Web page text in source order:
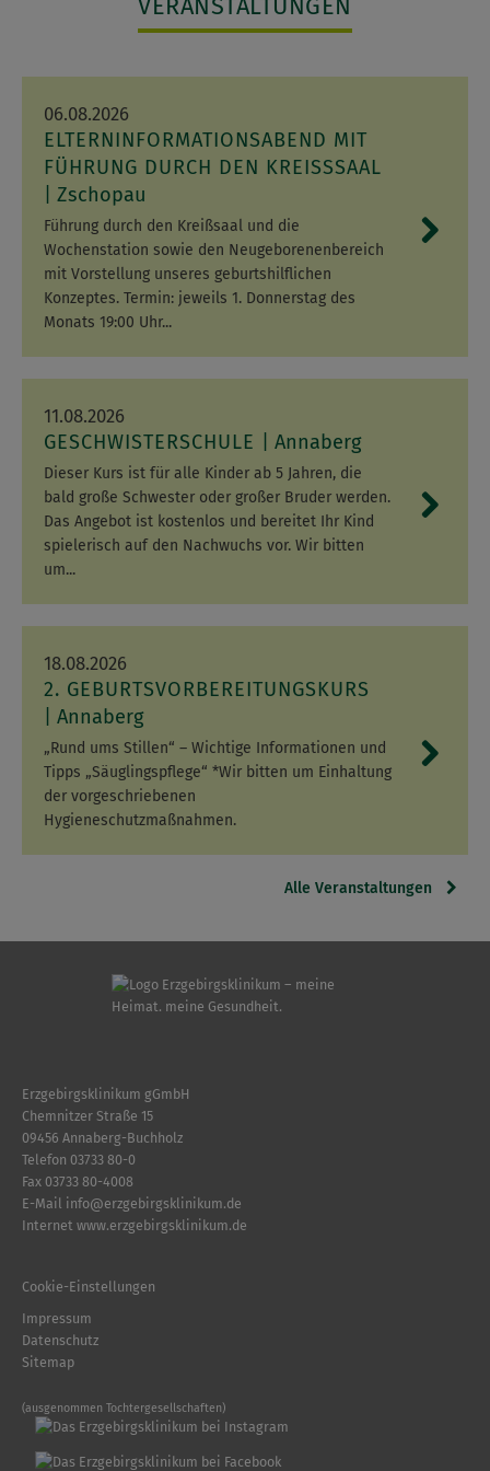
VERANSTALTUNGEN
06.08.2026
ELTERNINFORMATIONSABEND MIT
FÜHRUNG DURCH DEN KREISSSAAL
Zschopau
Führung durch den Kreißsaal und die
Wochenstation sowie den Neugeborenenbereich
mit Vorstellung unseres geburtshilflichen
Konzeptes. Termin: jeweils 1. Donnerstag des
Monats 19:00 Uhr...
11.08.2026
GESCHWISTERSCHULE Annaberg
Dieser Kurs ist für alle Kinder ab 5 Jahren, die
bald große Schwester oder großer Bruder werden.
Das Angebot ist kostenlos und bereitet Ihr Kind
spielerisch auf den Nachwuchs vor. Wir bitten
um...
18.08.2026
2. GEBURTSVORBEREITUNGSKURS
Annaberg
„Rund ums Stillen“ – Wichtige Informationen und
Tipps „Säuglingspflege“ *Wir bitten um Einhaltung
der vorgeschriebenen
Hygieneschutzmaßnahmen.
Alle Veranstaltungen
Erzgebirgsklinikum gGmbH
Chemnitzer Straße 15
09456 Annaberg-Buchholz
Telefon 03733 80-0
Fax 03733 80-4008
E-Mail info@erzgebirgsklinikum.de
Internet www.erzgebirgsklinikum.de
Cookie-Einstellungen
Impressum
Datenschutz
Sitemap
(ausgenommen Tochtergesellschaften)